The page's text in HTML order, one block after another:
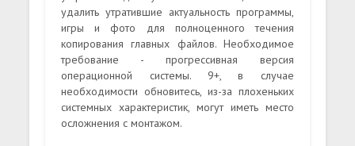
удалить утратившие актуальность программы,
игры и фото для полноценного течения
копирования главных файлов. Необходимое
требование - прогрессивная версия
операционной системы. 9+, в случае
необходимости обновитесь, из-за плохеньких
системных характеристик, могут иметь место
осложнения с монтажом.